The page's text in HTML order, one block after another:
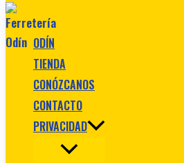
Ir al contenido
ODÍN
TIENDA
CONÓZCANOS
CONTACTO
PRIVACIDAD
Inicio/
250 UND) REF.TDRY-8X2 1/2
tornilleria